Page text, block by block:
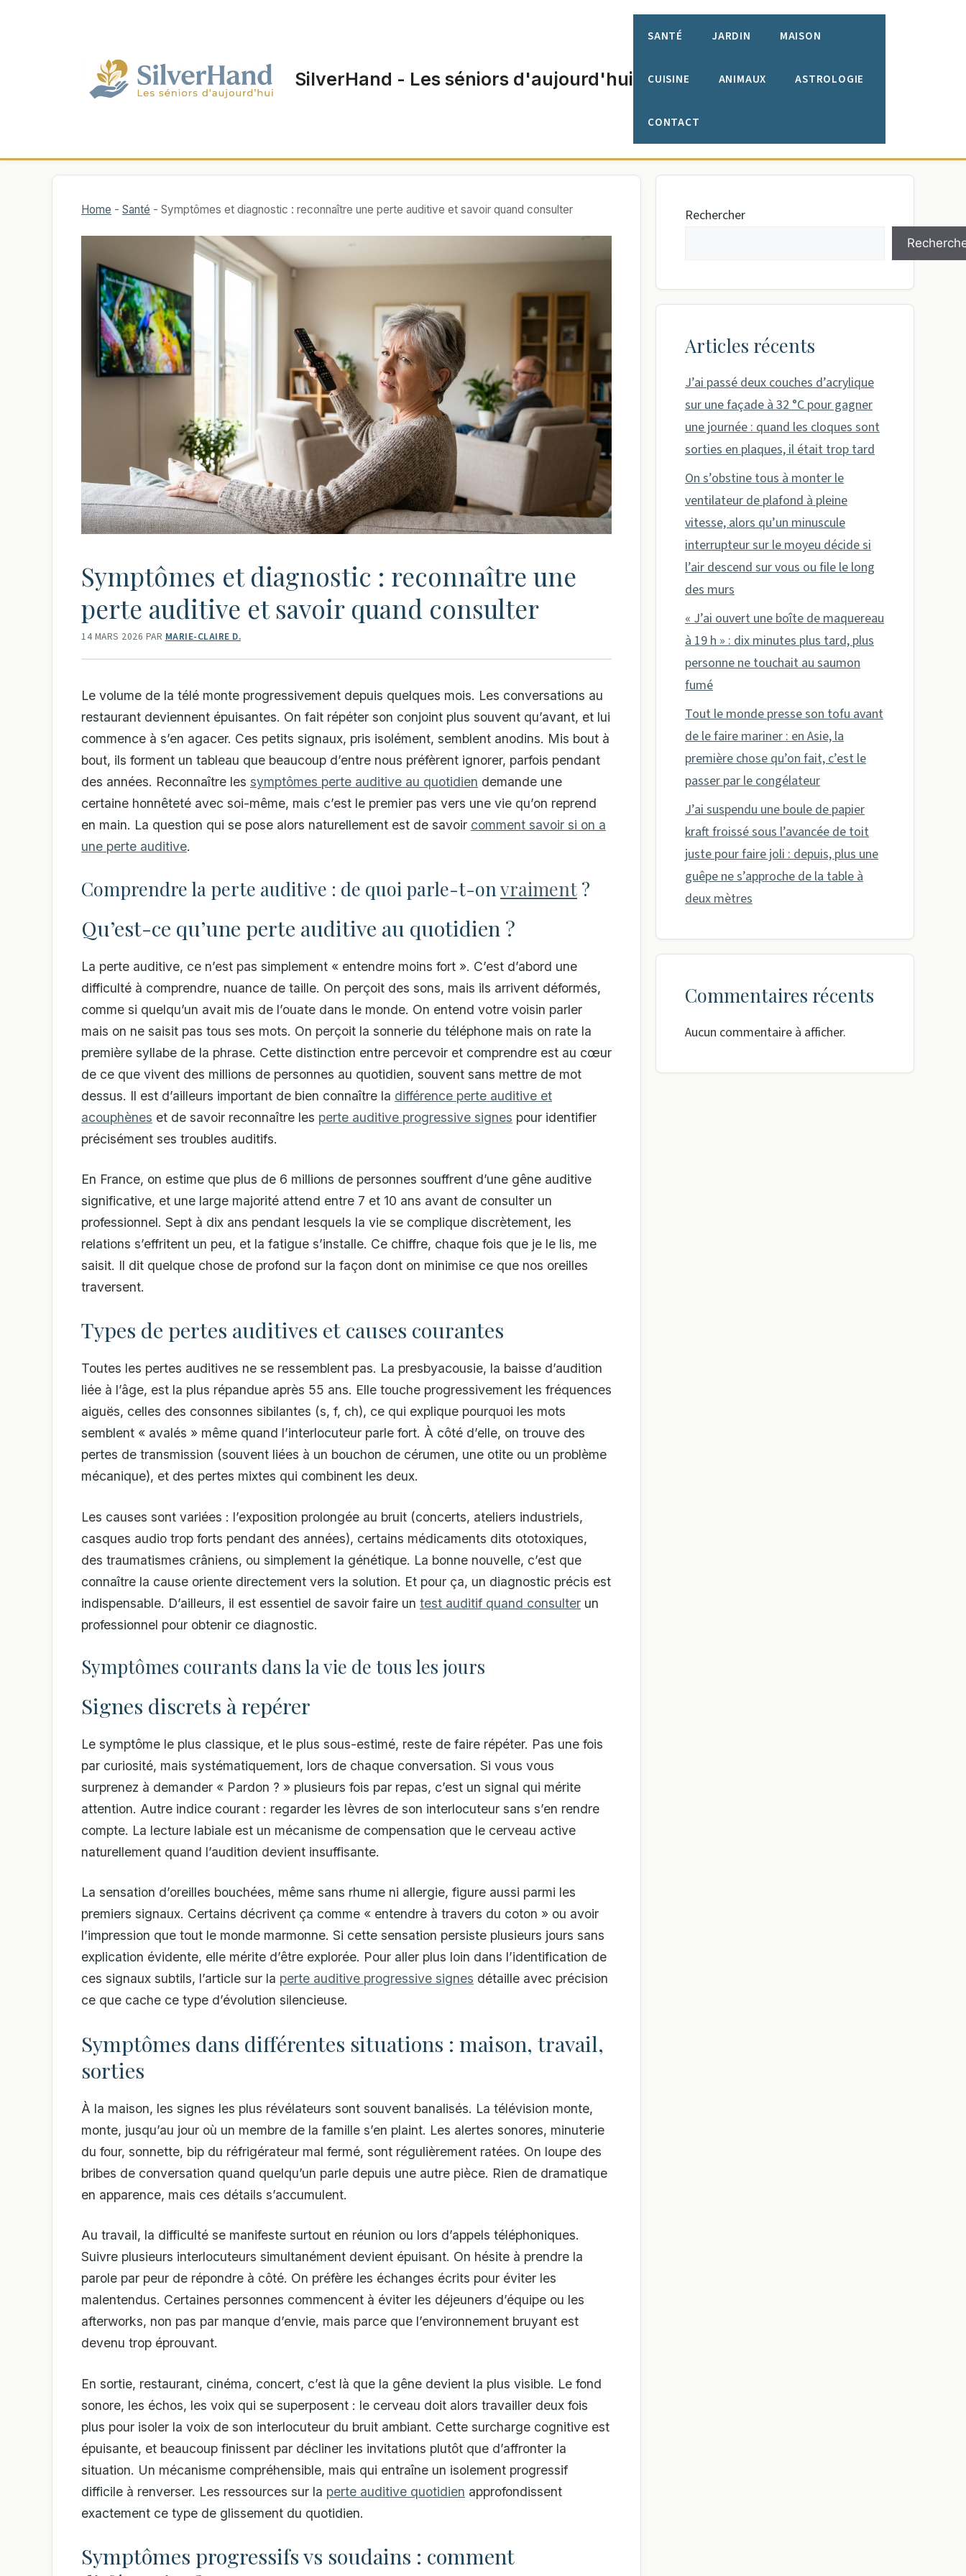
SilverHand - Les séniors d'aujourd'hui
SANTÉ JARDIN MAISON
CUISINE ANIMAUX ASTROLOGIE
CONTACT
Home - Santé - Symptômes et diagnostic : reconnaître une perte auditive et savoir quand consulter
Symptômes et diagnostic : reconnaître une
perte auditive et savoir quand consulter
14 MARS 2026 PAR MARIE-CLAIRE D.
Le volume de la télé monte progressivement depuis quelques mois. Les conversations au
restaurant deviennent épuisantes. On fait répéter son conjoint plus souvent qu’avant, et lui
commence à s’en agacer. Ces petits signaux, pris isolément, semblent anodins. Mis bout à
bout, ils forment un tableau que beaucoup d’entre nous préfèrent ignorer, parfois pendant
des années. Reconnaître les symptômes perte auditive au quotidien demande une
certaine honnêteté avec soi-même, mais c’est le premier pas vers une vie qu’on reprend
en main. La question qui se pose alors naturellement est de savoir comment savoir si on a
une perte auditive.
Comprendre la perte auditive : de quoi parle-t-on vraiment ?
Qu’est-ce qu’une perte auditive au quotidien ?
La perte auditive, ce n’est pas simplement « entendre moins fort ». C’est d’abord une
difficulté à comprendre, nuance de taille. On perçoit des sons, mais ils arrivent déformés,
comme si quelqu’un avait mis de l’ouate dans le monde. On entend votre voisin parler
mais on ne saisit pas tous ses mots. On perçoit la sonnerie du téléphone mais on rate la
première syllabe de la phrase. Cette distinction entre percevoir et comprendre est au cœur
de ce que vivent des millions de personnes au quotidien, souvent sans mettre de mot
dessus. Il est d’ailleurs important de bien connaître la différence perte auditive et
acouphènes et de savoir reconnaître les perte auditive progressive signes pour identifier
précisément ses troubles auditifs.
En France, on estime que plus de 6 millions de personnes souffrent d’une gêne auditive
significative, et une large majorité attend entre 7 et 10 ans avant de consulter un
professionnel. Sept à dix ans pendant lesquels la vie se complique discrètement, les
relations s’effritent un peu, et la fatigue s’installe. Ce chiffre, chaque fois que je le lis, me
saisit. Il dit quelque chose de profond sur la façon dont on minimise ce que nos oreilles
traversent.
Types de pertes auditives et causes courantes
Toutes les pertes auditives ne se ressemblent pas. La presbyacousie, la baisse d’audition
liée à l’âge, est la plus répandue après 55 ans. Elle touche progressivement les fréquences
aiguës, celles des consonnes sibilantes (s, f, ch), ce qui explique pourquoi les mots
semblent « avalés » même quand l’interlocuteur parle fort. À côté d’elle, on trouve des
pertes de transmission (souvent liées à un bouchon de cérumen, une otite ou un problème
mécanique), et des pertes mixtes qui combinent les deux.
Les causes sont variées : l’exposition prolongée au bruit (concerts, ateliers industriels,
casques audio trop forts pendant des années), certains médicaments dits ototoxiques,
des traumatismes crâniens, ou simplement la génétique. La bonne nouvelle, c’est que
connaître la cause oriente directement vers la solution. Et pour ça, un diagnostic précis est
indispensable. D’ailleurs, il est essentiel de savoir faire un test auditif quand consulter un
professionnel pour obtenir ce diagnostic.
Symptômes courants dans la vie de tous les jours
Signes discrets à repérer
Le symptôme le plus classique, et le plus sous-estimé, reste de faire répéter. Pas une fois
par curiosité, mais systématiquement, lors de chaque conversation. Si vous vous
surprenez à demander « Pardon ? » plusieurs fois par repas, c’est un signal qui mérite
attention. Autre indice courant : regarder les lèvres de son interlocuteur sans s’en rendre
compte. La lecture labiale est un mécanisme de compensation que le cerveau active
naturellement quand l’audition devient insuffisante.
La sensation d’oreilles bouchées, même sans rhume ni allergie, figure aussi parmi les
premiers signaux. Certains décrivent ça comme « entendre à travers du coton » ou avoir
l’impression que tout le monde marmonne. Si cette sensation persiste plusieurs jours sans
explication évidente, elle mérite d’être explorée. Pour aller plus loin dans l’identification de
ces signaux subtils, l’article sur la perte auditive progressive signes détaille avec précision
ce que cache ce type d’évolution silencieuse.
Symptômes dans différentes situations : maison, travail,
sorties
À la maison, les signes les plus révélateurs sont souvent banalisés. La télévision monte,
monte, jusqu’au jour où un membre de la famille s’en plaint. Les alertes sonores, minuterie
du four, sonnette, bip du réfrigérateur mal fermé, sont régulièrement ratées. On loupe des
bribes de conversation quand quelqu’un parle depuis une autre pièce. Rien de dramatique
en apparence, mais ces détails s’accumulent.
Au travail, la difficulté se manifeste surtout en réunion ou lors d’appels téléphoniques.
Suivre plusieurs interlocuteurs simultanément devient épuisant. On hésite à prendre la
parole par peur de répondre à côté. On préfère les échanges écrits pour éviter les
malentendus. Certaines personnes commencent à éviter les déjeuners d’équipe ou les
afterworks, non pas par manque d’envie, mais parce que l’environnement bruyant est
devenu trop éprouvant.
En sortie, restaurant, cinéma, concert, c’est là que la gêne devient la plus visible. Le fond
sonore, les échos, les voix qui se superposent : le cerveau doit alors travailler deux fois
plus pour isoler la voix de son interlocuteur du bruit ambiant. Cette surcharge cognitive est
épuisante, et beaucoup finissent par décliner les invitations plutôt que d’affronter la
situation. Un mécanisme compréhensible, mais qui entraîne un isolement progressif
difficile à renverser. Les ressources sur la perte auditive quotidien approfondissent
exactement ce type de glissement du quotidien.
Symptômes progressifs vs soudains : comment
Rechercher
Articles récents
J’ai passé deux couches d’acrylique
sur une façade à 32 °C pour gagner
une journée : quand les cloques sont
sorties en plaques, il était trop tard
On s’obstine tous à monter le
ventilateur de plafond à pleine
vitesse, alors qu’un minuscule
interrupteur sur le moyeu décide si
l’air descend sur vous ou file le long
des murs
« J’ai ouvert une boîte de maquereau
à 19 h » : dix minutes plus tard, plus
personne ne touchait au saumon
fumé
Tout le monde presse son tofu avant
de le faire mariner : en Asie, la
première chose qu’on fait, c’est le
passer par le congélateur
J’ai suspendu une boule de papier
kraft froissé sous l’avancée de toit
juste pour faire joli : depuis, plus une
guêpe ne s’approche de la table à
deux mètres
Commentaires récents
Aucun commentaire à afficher.